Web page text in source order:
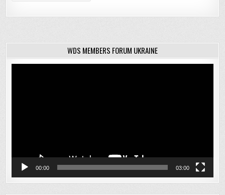
WDS MEMBERS FORUM UKRAINE
00:00 03:00